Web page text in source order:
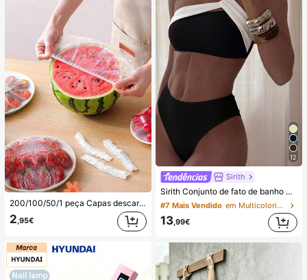
200/100/50/1 peça Capas descartáveis de película aderente para alimentos, capas descartáveis para chuveiro, sacos retráteis descartáveis multiusos, capas descartáveis para sapatos, película aderente de cozinha reforçada, capas de preservação de alimentos para frigorífico doméstico, capas elásticas extensíveis, uso diário
2,95€
12
Sirith
Sirith Conjunto de fato de banho de praia colorblock para mulher para férias
#7 Mais Vendido em Multicolorido Conjuntos de biquínis femininos
13,99€